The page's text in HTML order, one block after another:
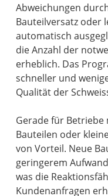
Abweichungen
Bauteilversatz oder
automatisch
die Anzahl der
erheblich. Das
schneller und
Qualität der
Gerade für
Bauteilen oder
von Vorteil. Neue
geringerem
was die
Kundenanfragen